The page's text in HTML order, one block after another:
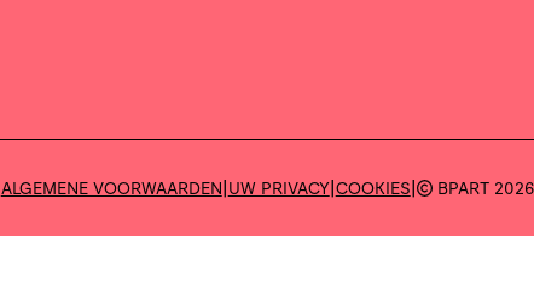
ALGEMENE VOORWAARDEN UW PRIVACY| COOKIES BPART 2026